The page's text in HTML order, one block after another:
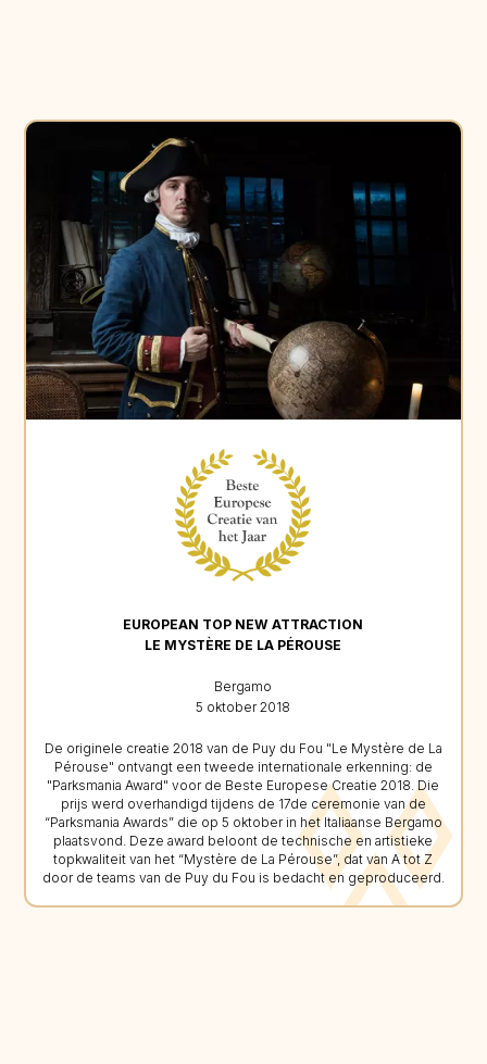
EUROPEAN TOP NEW ATTRACTION
LE MYSTÈRE DE LA PÉROUSE
Bergamo
5 oktober 2018
De originele creatie 2018 van de Puy du Fou "Le Mystère de La
Pérouse" ontvangt een tweede internationale erkenning: de
"Parksmania Award" voor de Beste Europese Creatie 2018. Die
prijs werd overhandigd tijdens de 17de ceremonie van de
“Parksmania Awards” die op 5 oktober in het Italiaanse Bergamo
plaatsvond. Deze award beloont de technische en artistieke
topkwaliteit van het “Mystère de La Pérouse”, dat van A tot Z
door de teams van de Puy du Fou is bedacht en geproduceerd.